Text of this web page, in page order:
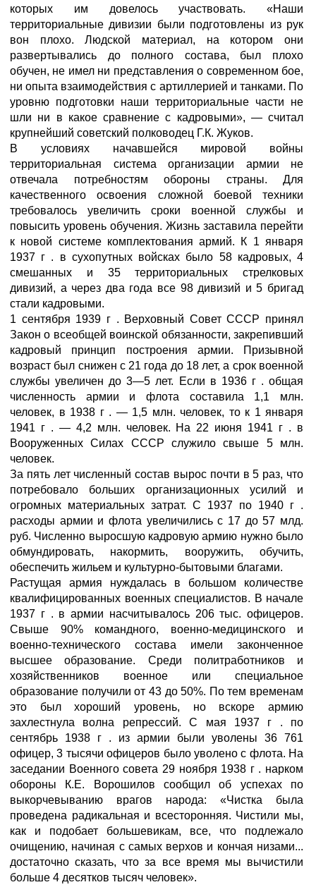
которых им довелось участвовать. «Наши
территориальные дивизии были подготовлены из рук
вон плохо. Людской материал, на котором они
развертывались до полного состава, был плохо
обучен, не имел ни представления о современном бое,
ни опыта взаимодействия с артиллерией и танками. По
уровню подготовки наши территориальные части не
шли ни в какое сравнение с кадровыми», — считал
крупнейший советский полководец Г.К. Жуков.
В условиях начавшейся мировой войны
территориальная система организации армии не
отвечала потребностям обороны страны. Для
качественного освоения сложной боевой техники
требовалось увеличить сроки военной службы и
повысить уровень обучения. Жизнь заставила перейти
к новой системе комплектования армий. К 1 января
1937 г . в сухопутных войсках было 58 кадровых, 4
смешанных и 35 территориальных стрелковых
дивизий, а через два года все 98 дивизий и 5 бригад
стали кадровыми.
1 сентября 1939 г . Верховный Совет СССР принял
Закон о всеобщей воинской обязанности, закрепивший
кадровый принцип построения армии. Призывной
возраст был снижен с 21 года до 18 лет, а срок военной
службы увеличен до 3—5 лет. Если в 1936 г . общая
численность армии и флота составила 1,1 млн.
человек, в 1938 г . — 1,5 млн. человек, то к 1 января
1941 г . — 4,2 млн. человек. На 22 июня 1941 г . в
Вооруженных Силах СССР служило свыше 5 млн.
человек.
За пять лет численный состав вырос почти в 5 раз, что
потребовало больших организационных усилий и
огромных материальных затрат. С 1937 по 1940 г .
расходы армии и флота увеличились с 17 до 57 млд.
руб. Численно выросшую кадровую армию нужно было
обмундировать, накормить, вооружить, обучить,
обеспечить жильем и культурно-бытовыми благами.
Растущая армия нуждалась в большом количестве
квалифицированных военных специалистов. В начале
1937 г . в армии насчитывалось 206 тыс. офицеров.
Свыше 90% командного, военно-медицинского и
военно-технического состава имели законченное
высшее образование. Среди политработников и
хозяйственников военное или специальное
образование получили от 43 до 50%. По тем временам
это был хороший уровень, но вскоре армию
захлестнула волна репрессий. С мая 1937 г . по
сентябрь 1938 г . из армии были уволены 36 761
офицер, 3 тысячи офицеров было уволено с флота. На
заседании Военного совета 29 ноября 1938 г . нарком
обороны К.Е. Ворошилов сообщил об успехах по
выкорчевыванию врагов народа: «Чистка была
проведена радикальная и всесторонняя. Чистили мы,
как и подобает большевикам, все, что подлежало
очищению, начиная с самых верхов и кончая низами...
достаточно сказать, что за все время мы вычистили
больше 4 десятков тысяч человек».